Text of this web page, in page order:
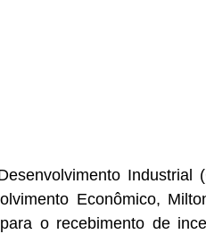
Industrial
Econômico,
o recebimento de